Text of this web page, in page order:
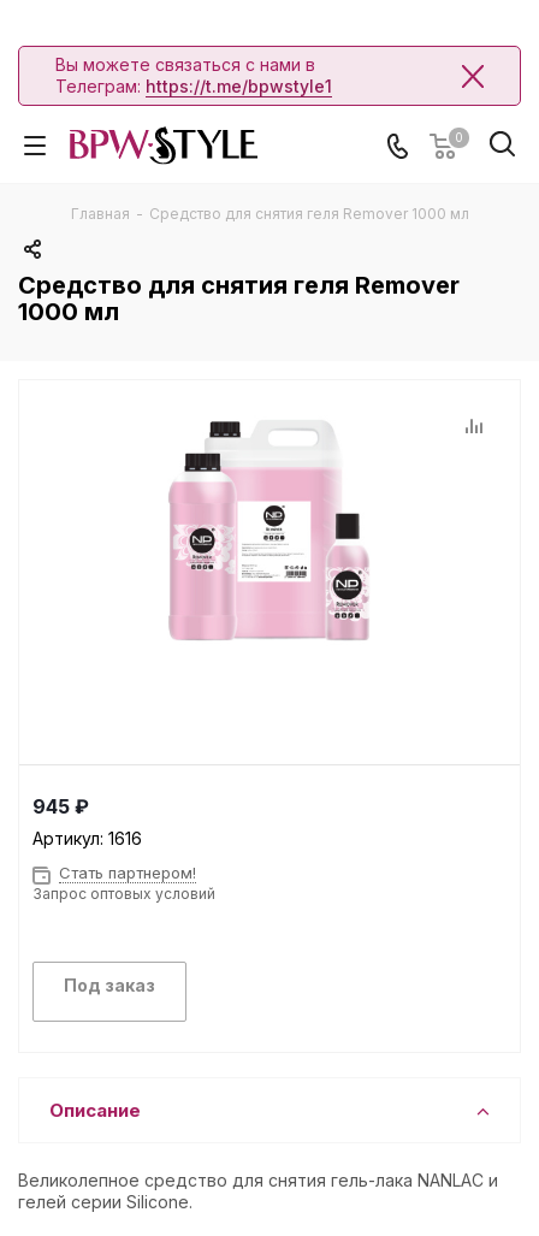
Вы можете связаться с нами в
Телеграм: https://t.me/bpwstyle1
0
Главная - Средство для снятия геля Remover 1000 мл
Средство для снятия геля Remover
1000 мл
945 ₽
Артикул: 1616
Стать партнером!
Запрос оптовых условий
Под заказ
Описание
Великолепное средство для снятия гель-лака NANLAC и
гелей серии Silicone.